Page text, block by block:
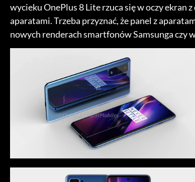
wycieku OnePlus 8 Lite rzuca się w oczy ekran
aparatami. Trzeba przyznać, że panel z
nowych renderach smartfonów Samsunga czy